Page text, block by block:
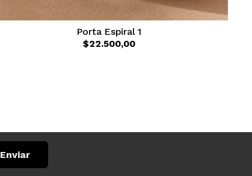
Porta Espiral 1
$22.500,00
Enviar